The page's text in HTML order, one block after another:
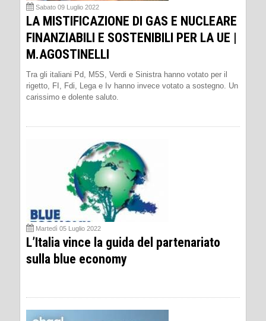
Sabato 09 Luglio 2022
LA MISTIFICAZIONE DI GAS E NUCLEARE
FINANZIABILI E SOSTENIBILI PER LA UE |
M.AGOSTINELLI
Tra gli italiani Pd, M5S, Verdi e Sinistra hanno votato per il
rigetto, FI, Fdi, Lega e Iv hanno invece votato a sostegno. Un
carissimo e dolente saluto.
Martedì 05 Luglio 2022
L’Italia vince la guida del partenariato
sulla blue economy